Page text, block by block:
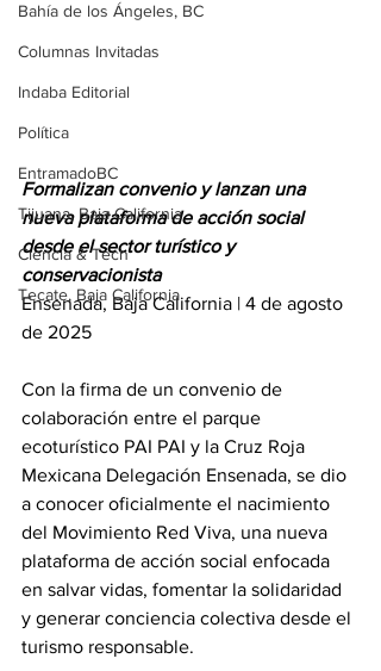
Bahía de los Ángeles, BC
Columnas Invitadas
Indaba Editorial
Política
EntramadoBC
Tijuana, Baja California
Ciencia & Tech
Tecate, Baja California
Formalizan convenio y lanzan una
nueva plataforma de acción social
desde el sector turístico y
conservacionista
Ensenada, Baja California | 4 de agosto
de 2025
Con la firma de un convenio de
colaboración entre el parque
ecoturístico PAI PAI y la Cruz Roja
Mexicana Delegación Ensenada, se dio
a conocer oficialmente el nacimiento
del Movimiento Red Viva, una nueva
plataforma de acción social enfocada
en salvar vidas, fomentar la solidaridad
y generar conciencia colectiva desde el
turismo responsable.